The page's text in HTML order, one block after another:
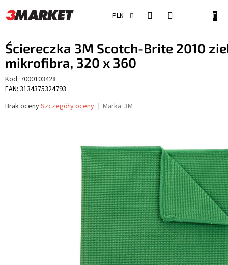
do
treści
PLN
Ściereczka 3M Scotch-Brite 2010
mikrofibra, 320 x 360
Kod: 7000103428
EAN: 3134375324793
Średnia
Brak ocenySzczegóły oceny Marka: 3M